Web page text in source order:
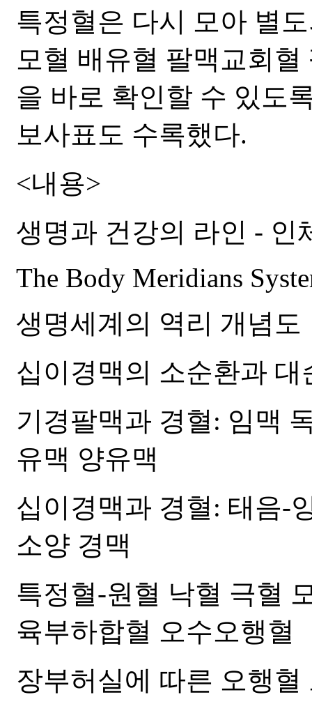
특정혈은 다시 모아 별
모혈 배유혈 팔맥교회
을 바로 확인할 수 있도
보사표도 수록했다.
<내용>
생명과 건강의 라인 - 인
The Body Meridians
생명세계의 역리 개념도
십이경맥의 소순환과 대
기경팔맥과 경혈: 임맥
유맥 양유맥
십이경맥과 경혈: 태음-
소양 경맥
특정혈-원혈 낙혈 극혈
육부하합혈 오수오행혈
장부허실에 따른 오행혈